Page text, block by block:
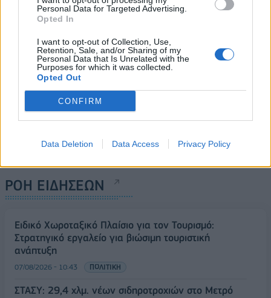
Personal Data for Targeted Advertising.
Opted In
I want to opt-out of Collection, Use,
Retention, Sale, and/or Sharing of my
Personal Data that Is Unrelated with the
Purposes for which it was collected.
Opted Out
CONFIRM
Data Deletion Data Access Privacy Policy
11/03/2024 - 10:48 11/03/2024 - 11:13
ΡΟΗ ΕΙΔΗΣΕΩΝ
Ειδικό Χωροταξικό Πλαίσιο για τον Τουρισμό:
Στρατηγικό εργαλείο για βιώσιμη τουριστική
ανάπτυξη
07/08/2026 - 10:43 ΠΟΛΙΤΙΚΗ
ΣΤΑΣΥ: 29,4 χλμ. νέων σιδηροτροχιών στο Μετρό